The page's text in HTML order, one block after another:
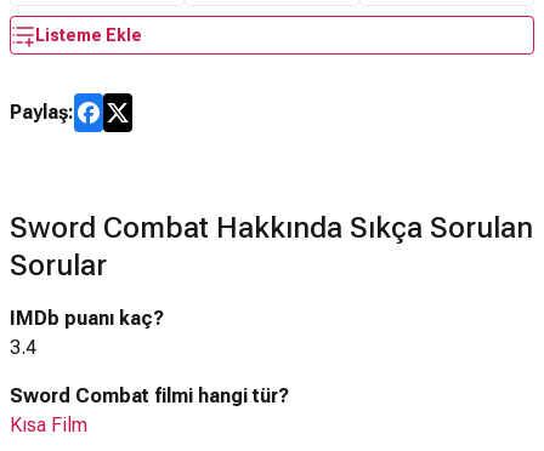
Listeme Ekle
Paylaş:
Sword Combat Hakkında Sıkça Sorulan
Sorular
IMDb puanı kaç?
3.4
Sword Combat filmi hangi tür?
Kısa Film